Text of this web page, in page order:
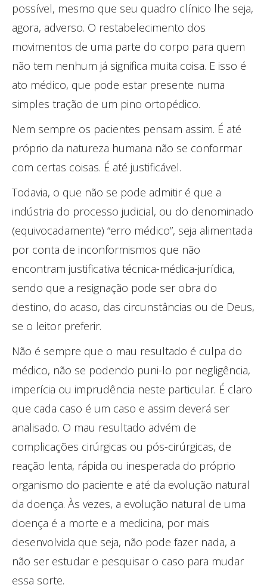
possível, mesmo que seu quadro clínico lhe seja,
agora, adverso. O restabelecimento dos
movimentos de uma parte do corpo para quem
não tem nenhum já significa muita coisa. E isso é
ato médico, que pode estar presente numa
simples tração de um pino ortopédico.
Nem sempre os pacientes pensam assim. É até
próprio da natureza humana não se conformar
com certas coisas. É até justificável.
Todavia, o que não se pode admitir é que a
indústria do processo judicial, ou do denominado
(equivocadamente) “erro médico”, seja alimentada
por conta de inconformismos que não
encontram justificativa técnica-médica-jurídica,
sendo que a resignação pode ser obra do
destino, do acaso, das circunstâncias ou de Deus,
se o leitor preferir.
Não é sempre que o mau resultado é culpa do
médico, não se podendo puni-lo por negligência,
imperícia ou imprudência neste particular. É claro
que cada caso é um caso e assim deverá ser
analisado. O mau resultado advém de
complicações cirúrgicas ou pós-cirúrgicas, de
reação lenta, rápida ou inesperada do próprio
organismo do paciente e até da evolução natural
da doença. Às vezes, a evolução natural de uma
doença é a morte e a medicina, por mais
desenvolvida que seja, não pode fazer nada, a
não ser estudar e pesquisar o caso para mudar
essa sorte.